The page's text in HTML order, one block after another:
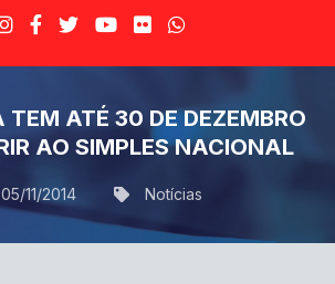
ATÉ 30 DE DEZEMBRO
AO SIMPLES NACIONAL
05/11/2014 Notícias